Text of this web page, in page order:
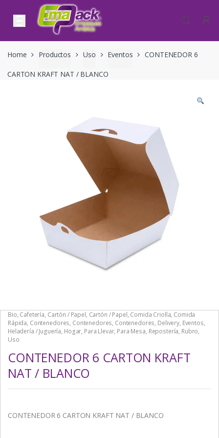
Skip to navigation
Skip to content
Home Productos Uso Eventos CONTENEDOR 6
CARTON KRAFT NAT / BLANCO
Bio, Cafetería, Cartón / Papel, Cartón / Papel, Comida Criolla, Comida
Rápida, Contenedores, Contenedores, Contenedores, Delivery, Eventos,
Heladería / Juguería, Hogar, Para Llevar, Para Mesa, Repostería, Rubro,
Uso
CONTENEDOR 6 CARTON KRAFT
NAT / BLANCO
CONTENEDOR 6 CARTON KRAFT NAT / BLANCO